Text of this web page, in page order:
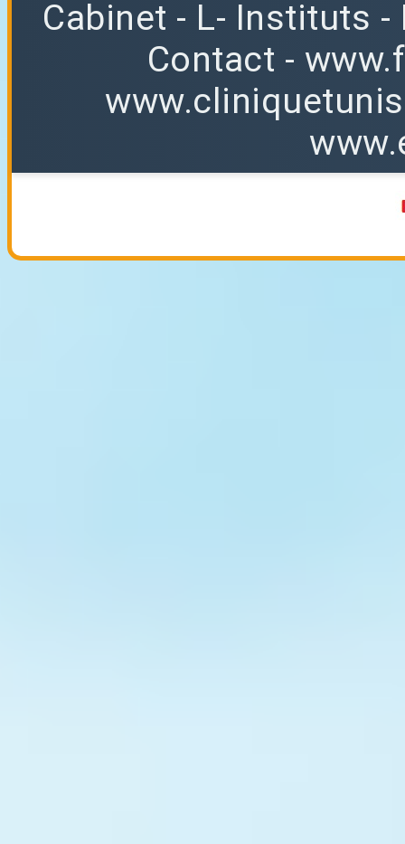
Cabinet - L- Instituts -
Contact -